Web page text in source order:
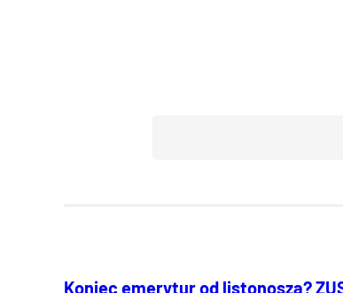
Koniec emerytur od listonosza?